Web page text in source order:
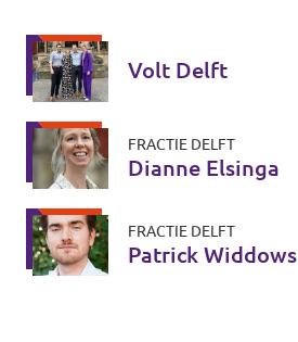
Volt Delft
FRACTIE DELFT
Dianne Elsinga
FRACTIE DELFT
Patrick Widdows